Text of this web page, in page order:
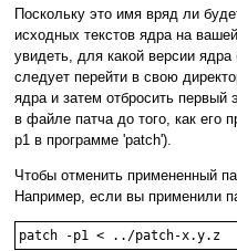
Поскольку это имя вряд ли
исходных текстов ядра на
увидеть, для какой версии
следует перейти в свою
ядра и затем отбросить
в файле патча до того, как его
p1 в программе 'patch').
Чтобы отменить примененный
Например, если вы применили